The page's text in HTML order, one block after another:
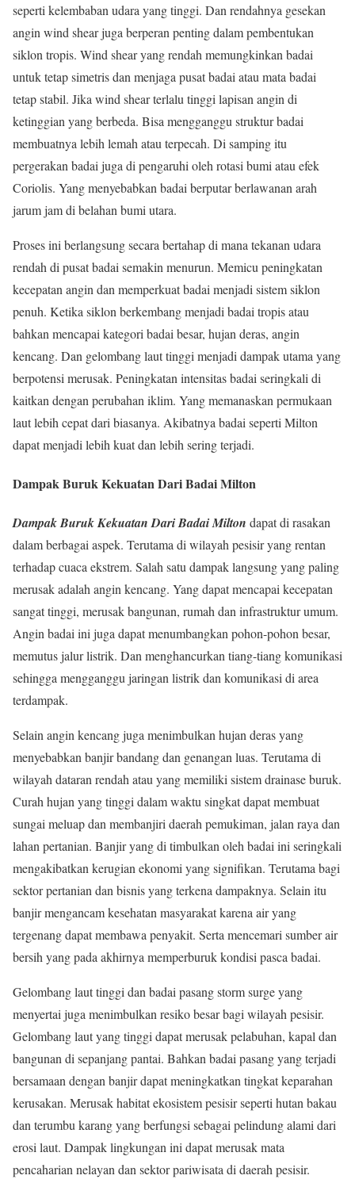
seperti kelembaban udara yang tinggi. Dan rendahnya gesekan
angin wind shear juga berperan penting dalam pembentukan
siklon tropis. Wind shear yang rendah memungkinkan badai
untuk tetap simetris dan menjaga pusat badai atau mata badai
tetap stabil. Jika wind shear terlalu tinggi lapisan angin di
ketinggian yang berbeda. Bisa mengganggu struktur badai
membuatnya lebih lemah atau terpecah. Di samping itu
pergerakan badai juga di pengaruhi oleh rotasi bumi atau efek
Coriolis. Yang menyebabkan badai berputar berlawanan arah
jarum jam di belahan bumi utara.
Proses ini berlangsung secara bertahap di mana tekanan udara
rendah di pusat badai semakin menurun. Memicu peningkatan
kecepatan angin dan memperkuat badai menjadi sistem siklon
penuh. Ketika siklon berkembang menjadi badai tropis atau
bahkan mencapai kategori badai besar, hujan deras, angin
kencang. Dan gelombang laut tinggi menjadi dampak utama yang
berpotensi merusak. Peningkatan intensitas badai seringkali di
kaitkan dengan perubahan iklim. Yang memanaskan permukaan
laut lebih cepat dari biasanya. Akibatnya badai seperti Milton
dapat menjadi lebih kuat dan lebih sering terjadi.
Dampak Buruk Kekuatan Dari Badai Milton
Dampak Buruk Kekuatan Dari Badai Milton dapat di rasakan
dalam berbagai aspek. Terutama di wilayah pesisir yang rentan
terhadap cuaca ekstrem. Salah satu dampak langsung yang paling
merusak adalah angin kencang. Yang dapat mencapai kecepatan
sangat tinggi, merusak bangunan, rumah dan infrastruktur umum.
Angin badai ini juga dapat menumbangkan pohon-pohon besar,
memutus jalur listrik. Dan menghancurkan tiang-tiang komunikasi
sehingga mengganggu jaringan listrik dan komunikasi di area
terdampak.
Selain angin kencang juga menimbulkan hujan deras yang
menyebabkan banjir bandang dan genangan luas. Terutama di
wilayah dataran rendah atau yang memiliki sistem drainase buruk.
Curah hujan yang tinggi dalam waktu singkat dapat membuat
sungai meluap dan membanjiri daerah pemukiman, jalan raya dan
lahan pertanian. Banjir yang di timbulkan oleh badai ini seringkali
mengakibatkan kerugian ekonomi yang signifikan. Terutama bagi
sektor pertanian dan bisnis yang terkena dampaknya. Selain itu
banjir mengancam kesehatan masyarakat karena air yang
tergenang dapat membawa penyakit. Serta mencemari sumber air
bersih yang pada akhirnya memperburuk kondisi pasca badai.
Gelombang laut tinggi dan badai pasang storm surge yang
menyertai juga menimbulkan resiko besar bagi wilayah pesisir.
Gelombang laut yang tinggi dapat merusak pelabuhan, kapal dan
bangunan di sepanjang pantai. Bahkan badai pasang yang terjadi
bersamaan dengan banjir dapat meningkatkan tingkat keparahan
kerusakan. Merusak habitat ekosistem pesisir seperti hutan bakau
dan terumbu karang yang berfungsi sebagai pelindung alami dari
erosi laut. Dampak lingkungan ini dapat merusak mata
pencaharian nelayan dan sektor pariwisata di daerah pesisir.